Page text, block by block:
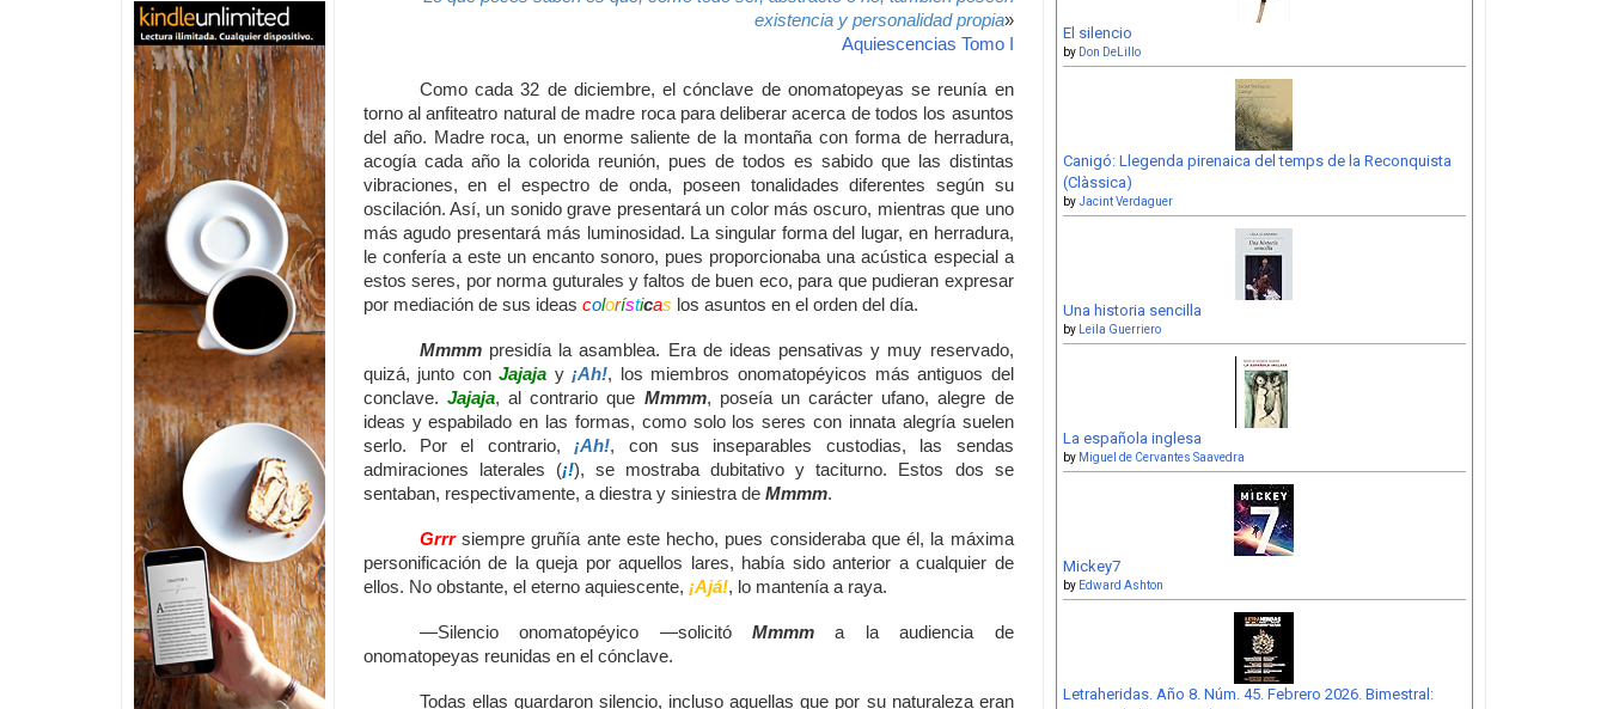
existencia y personalidad propia»
Aquiescencias Tomo I
Como cada 32 de diciembre, el cónclave de onomatopeyas se reunía en
torno al anfiteatro natural de madre roca para deliberar acerca de todos los asuntos
del año. Madre roca, un enorme saliente de la montaña con forma de herradura,
acogía cada año la colorida reunión, pues de todos es sabido que las distintas
vibraciones, en el espectro de onda, poseen tonalidades diferentes según su
oscilación. Así, un sonido grave presentará un color más oscuro, mientras que uno
más agudo presentará más luminosidad. La singular forma del lugar, en herradura,
le confería a este un encanto sonoro, pues proporcionaba una acústica especial a
estos seres, por norma guturales y faltos de buen eco, para que pudieran expresar
por mediación de sus ideas colorísticas los asuntos en el orden del día.
Mmmmpresidía la asamblea. Era de ideas pensativas y muy reservado,
quizá, junto conJajaja y ¡Ah!, los miembros onomatopéyicos más antiguos del
conclave. Jajaja, al contrario que Mmmm, poseía un carácter ufano, alegre de
ideas y espabilado en las formas, como solo los seres con innata alegría suelen
serlo. Por el contrario, ¡Ah!, con sus inseparables custodias, las sendas
admiraciones laterales (¡!), se mostraba dubitativo y taciturno. Estos dos se
sentaban, respectivamente, a diestra y siniestra de Mmmm.
Grrrsiempre gruñía ante este hecho, pues consideraba que él, la máxima
personificación de la queja por aquellos lares, había sido anterior a cualquier de
ellos. No obstante, el eterno aquiescente, ¡Ajá!, lo mantenía a raya.
—Silencio onomatopéyico —solicitóMmmm a la audiencia de
onomatopeyas reunidas en el cónclave.
Todas ellas guardaron silencio, incluso aquellas que por su naturaleza eran
El silencio
by Don DeLillo
Canigó: Llegenda pirenaica del temps de la Reconquista
(Clàssica)
byJacint Verdaguer
Una historia sencilla
by Leila Guerriero
La española inglesa
by Miguel de Cervantes Saavedra
Mickey7
by Edward Ashton
Letraheridas. Año 8. Núm. 45. Febrero 2026. Bimestral: